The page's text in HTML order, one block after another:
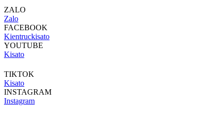
ZALO
Zalo
FACEBOOK
Kientruckisato
YOUTUBE
Kisato
TIKTOK
Kisato
INSTAGRAM
Instagram